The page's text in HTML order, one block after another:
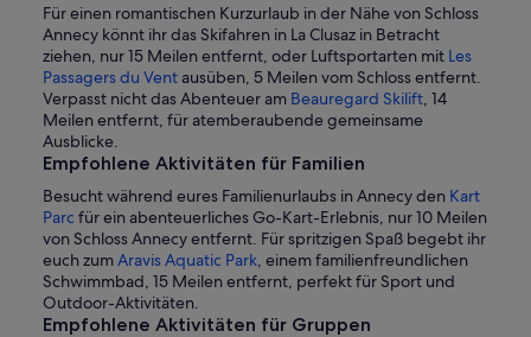
Für einen romantischen Kurzurlaub in der Nähe von Schloss
Annecy könnt ihr das Skifahren in La Clusaz in Betracht
ziehen, nur 15 Meilen entfernt, oder Luftsportarten mit Les
Passagers du Vent ausüben, 5 Meilen vom Schloss entfernt.
Verpasst nicht das Abenteuer am Beauregard Skilift, 14
Meilen entfernt, für atemberaubende gemeinsame
Ausblicke.
Empfohlene Aktivitäten für Familien
Besucht während eures Familienurlaubs in Annecy den Kart
Parc für ein abenteuerliches Go-Kart-Erlebnis, nur 10 Meilen
von Schloss Annecy entfernt. Für spritzigen Spaß begebt ihr
euch zumAravis Aquatic Park, einem familienfreundlichen
Schwimmbad, 15 Meilen entfernt, perfekt für Sport und
Outdoor-Aktivitäten.
Empfohlene Aktivitäten für Gruppen